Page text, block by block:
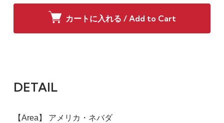
カートに入れる / Add to Cart
DETAIL
【Area】 アメリカ・ネバダ